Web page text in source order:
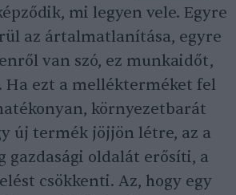
mi legyen vele. Egyre
az ártalmatlanítása, egyre
van szó, ez munkaidőt,
Ha ezt a mellékterméket fel
környezetbarát
új termék jöjjön létre, az a
gazdasági oldalát erősíti, a
csökkenti. Az, hogy egy